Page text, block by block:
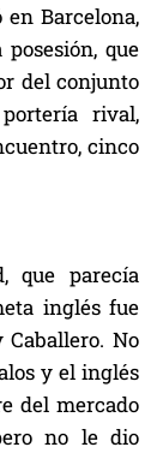
Barcelona,
que
del conjunto
rival,
cinco
que parecía
inglés fue
No
y el inglés
del mercado
no le dio